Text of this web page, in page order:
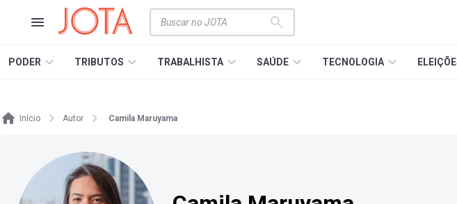
PODER TRIBUTOS TRABALHISTA SAÚDE TECNOLOGIA
Início Autor Camila Maruyama